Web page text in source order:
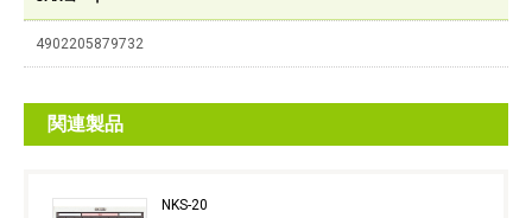
4902205879732
関連製品
NKS-20